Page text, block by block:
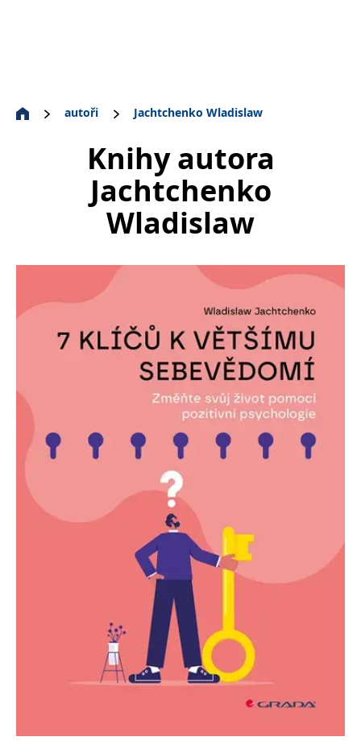
autoři Jachtchenko Wladislaw
Knihy autora
Jachtchenko
Wladislaw